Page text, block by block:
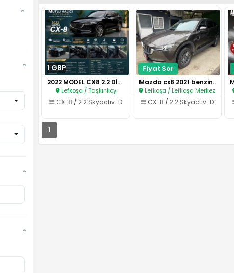
›
›
›
›
1 GBP
2022 MODEL CX8 2.2 DİZEL OTOMA..
Lefkoşa / Taşkınköy
CX-8 / 2.2 Skyactiv-D
Fiyat Sor
Mazda cx8 2021 benzin..
Lefkoşa / Lefkoşa Merkez
CX-8 / 2.2 Skyactiv-D
1